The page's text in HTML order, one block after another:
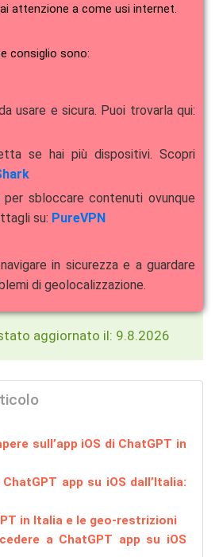
attenzione a come usi internet.
consiglio sono:
usare e sicura. Puoi trovarla qui:
se hai più dispositivi. Scopri
sbloccare contenuti ovunque
su: PureVPN
in sicurezza e a guardare
di geolocalizzazione.
aggiornato il: 9.8.2026
sull’app iOS di ChatGPT in
app su iOS dall’Italia:
in Italia e le geo-restrizioni
a ChatGPT app su iOS